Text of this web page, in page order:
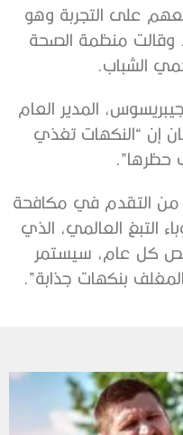
على التجربة وهو
وقالت منظمة الصحة
الشباب.
المدير العام
إن “النكهات تغذي
حظرها”.
التقدم في مكافحة
التبغ العالمي، الذي
8 ملايين شخص كل عام، سيستمر
بنكهات جذابة”.